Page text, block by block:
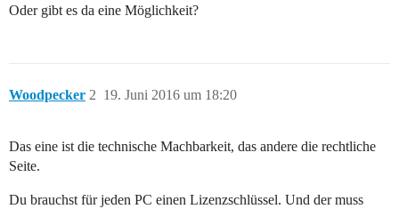
Oder gibt es da eine Möglichkeit?
Woodpecker 19. Juni 2016 um 18:20
2
Das eine ist die technische Machbarkeit, das andere die rechtliche
Seite.
Du brauchst für jeden PC einen Lizenzschlüssel. Und der muss